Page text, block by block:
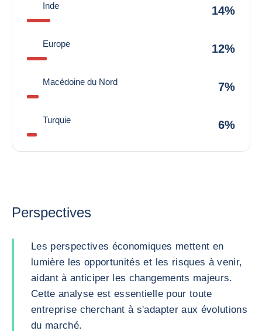
Inde 14%
Europe 12%
Macédoine du Nord 7%
Turquie 6%
Perspectives
Les perspectives économiques mettent en
lumière les opportunités et les risques à venir,
aidant à anticiper les changements majeurs.
Cette analyse est essentielle pour toute
entreprise cherchant à s'adapter aux évolutions
du marché.